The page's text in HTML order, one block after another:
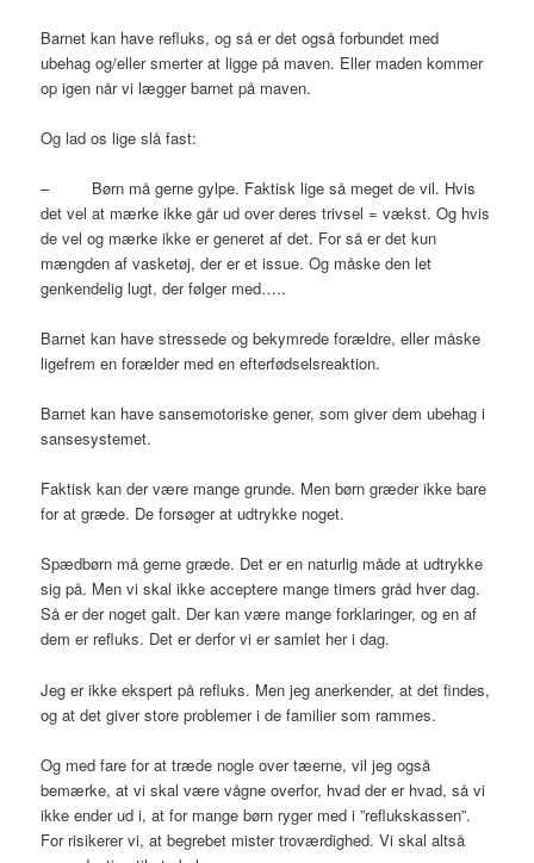
Barnet kan have refluks, og så er det også forbundet med
ubehag og/eller smerter at ligge på maven. Eller maden kommer
op igen når vi lægger barnet på maven.
Og lad os lige slå fast:
– Børn må gerne gylpe. Faktisk lige så meget de vil. Hvis
det vel at mærke ikke går ud over deres trivsel = vækst. Og hvis
de vel og mærke ikke er generet af det. For så er det kun
mængden af vasketøj, der er et issue. Og måske den let
genkendelig lugt, der følger med…..
Barnet kan have stressede og bekymrede forældre, eller måske
ligefrem en forælder med en efterfødselsreaktion.
Barnet kan have sansemotoriske gener, som giver dem ubehag i
sansesystemet.
Faktisk kan der være mange grunde. Men børn græder ikke bare
for at græde. De forsøger at udtrykke noget.
Spædbørn må gerne græde. Det er en naturlig måde at udtrykke
sig på. Men vi skal ikke acceptere mange timers gråd hver dag.
Så er der noget galt. Der kan være mange forklaringer, og en af
dem er refluks. Det er derfor vi er samlet her i dag.
Jeg er ikke ekspert på refluks. Men jeg anerkender, at det findes,
og at det giver store problemer i de familier som rammes.
Og med fare for at træde nogle over tæerne, vil jeg også
bemærke, at vi skal være vågne overfor, hvad der er hvad, så vi
ikke ender ud i, at for mange børn ryger med i ”reflukskassen”.
For risikerer vi, at begrebet mister troværdighed. Vi skal altså